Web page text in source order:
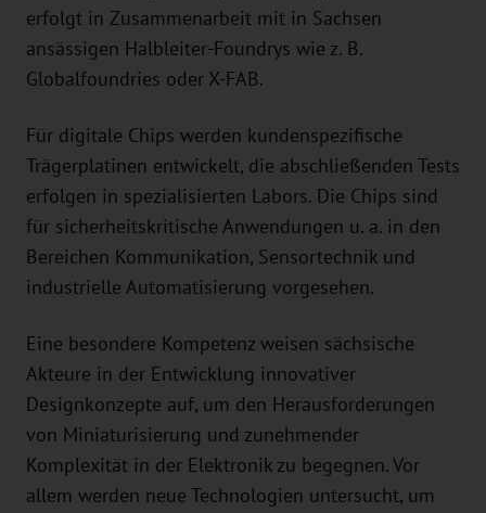
erfolgt in Zusammenarbeit mit in Sachsen
ansässigen Halbleiter-Foundrys wie z. B.
Globalfoundries oder X-FAB.
Für digitale Chips werden kundenspezifische
Trägerplatinen entwickelt, die abschließenden Tests
erfolgen in spezialisierten Labors. Die Chips sind
für sicherheitskritische Anwendungen u. a. in den
Bereichen Kommunikation, Sensortechnik und
industrielle Automatisierung vorgesehen.
Eine besondere Kompetenz weisen sächsische
Akteure in der Entwicklung innovativer
Designkonzepte auf, um den Herausforderungen
von Miniaturisierung und zunehmender
Komplexität in der Elektronik zu begegnen. Vor
allem werden neue Technologien untersucht, um